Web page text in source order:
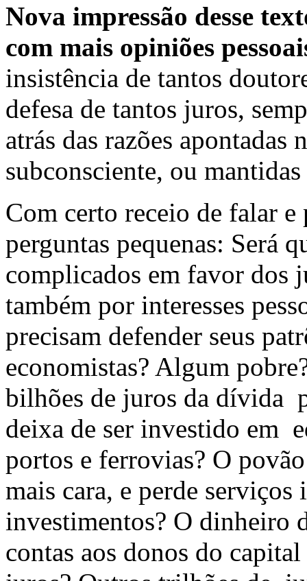
Nova impressão desse
com mais opiniões
insistência de tantos
defesa de tantos juros,
atrás das razões apontadas
subconsciente, ou
Com certo receio de falar e
perguntas pequenas: Será
complicados em favor dos
também por interesses
precisam defender seus
economistas? Algum
bilhões de juros da dívida
deixa de ser investido em
portos e ferrovias? O
mais cara, e perde
investimentos? O dinheiro
contas aos donos do